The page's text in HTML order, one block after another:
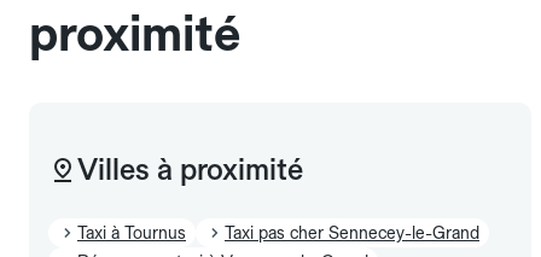
proximité
Villes à proximité
Taxi à Tournus
Taxi pas cher Sennecey-le-Grand